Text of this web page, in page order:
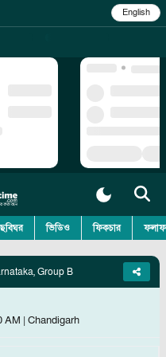
English
ছবিঘর ভিডিও ফিকচার
Group B
AM | Chandigarh